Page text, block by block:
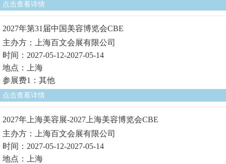
点击查看详情
2027年第31届中国美容博览会CBE
主办方：上海百文会展有限公司
时间：2027-05-12-2027-05-14
地点：上海
参展费1：其他
点击查看详情
2027年上海美容展-2027上海美容博览会CBE
主办方：上海百文会展有限公司
时间：2027-05-12-2027-05-14
地点：上海